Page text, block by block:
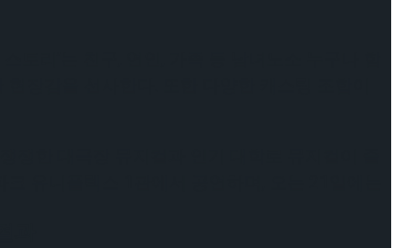
장감을 선사한다. 또한 다양한 캐스팅 조합이
쟁한 대극장 뮤지컬과 인기 대학로 뮤지컬이 즐